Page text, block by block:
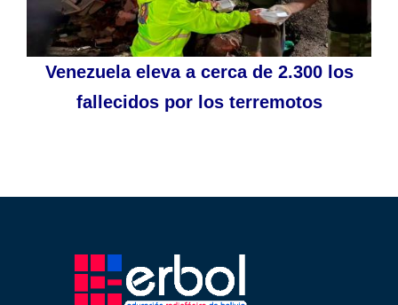
Venezuela eleva a cerca de 2.300 los
fallecidos por los terremotos